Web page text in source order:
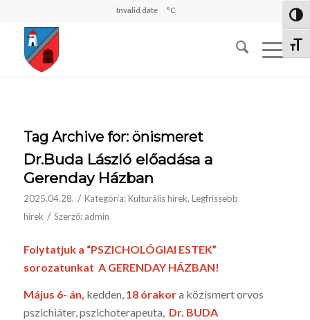
Invalid date °C
Tag Archive for: önismeret
Dr.Buda László előadása a
Gerenday Házban
2025.04.28. / Kategória:Kulturális hírek, Legfrissebb
hírek / Szerző: admin
Folytatjuk a “PSZICHOLÓGIAI ESTEK”
sorozatunkat A GERENDAY HÁZBAN!
Május 6- án, kedden,18 órakora közismert orvos
pszichiáter, pszichoterapeuta, Dr. BUDA